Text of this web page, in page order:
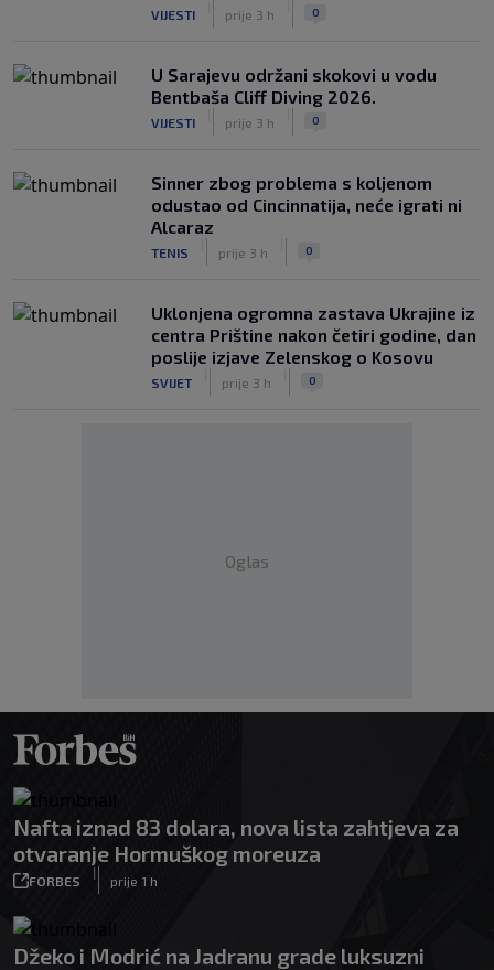
VIJESTI prije 3 h 0
U Sarajevu održani skokovi u vodu
Bentbaša Cliff Diving 2026.
VIJESTI prije 3 h 0
Sinner zbog problema s koljenom
odustao od Cincinnatija, neće igrati ni
Alcaraz
TENIS prije 3 h 0
Uklonjena ogromna zastava Ukrajine iz
centra Prištine nakon četiri godine, dan
poslije izjave Zelenskog o Kosovu
SVIJET prije 3 h 0
Oglas
Nafta iznad 83 dolara, nova lista zahtjeva za
otvaranje Hormuškog moreuza
FORBES
|
prije 1 h
Džeko i Modrić na Jadranu grade luksuzni